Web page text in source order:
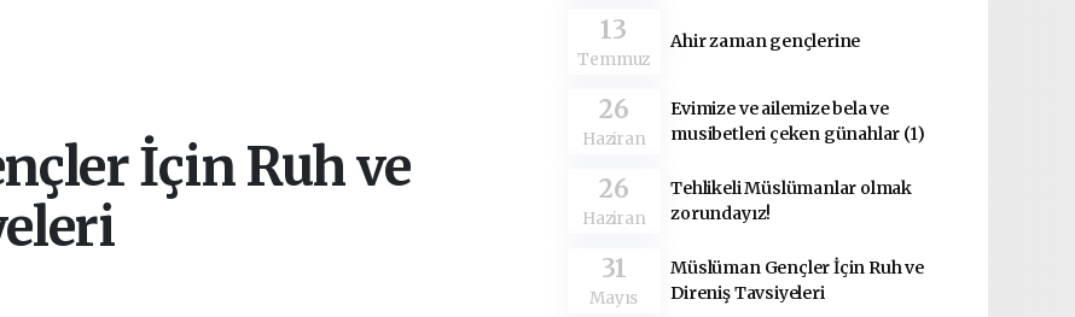
İçin Ruh ve
13
Temmuz
Ahir zaman gençlerine
26
Haziran
Evimize ve ailemize bela ve
musibetleri çeken günahlar (1)
26
Haziran
Tehlikeli Müslümanlar olmak
zorundayız!
31
Mayıs
Müslüman Gençler İçin Ruh ve
Direniş Tavsiyeleri